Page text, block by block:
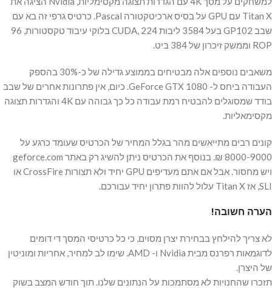
Titan X עם GPU על בסיס ארכיטקטורה Pascal. כרטיס גרפי זה בא עם
שבב GP102 בעל 3584 ליבות CUDA, 224 בלוקי עיבוד טקסטורות, 96
ROP וממשק זיכרון של 384 ביט.
משאבים נוספים אלה מבטיחים בממוצע גדילה של כ-30% בהספק
העבודה ביחס ל- GeForce GTX 1080. כיום, אין פתרונות אחרים של שבב
בודד שמסוגלים להבטיח רמת עבודה כל כך גבוהה עם 4K והגדרות תצוגה
מקסימאליות.
קונים רבים מתייאשים מהר בגלל המחיר של הכרטיס שעומד כרגע על
8000-9000 ₪. בנוסף את הכרטיס ניתן להשיג רק באתר geforce.com
ויש מחסור. אבל אם אתם מעדיפים GPU יחיד ולא תצורות CrossFire או
SLI, אז Titan X עלול להוות פתרון יחיד עבורכם.
הערה חשובה!
לא צריך להילחץ בבחירת יצרן מסוים, כי כל כרטיסי המסך די דומים
לדוגמאות רפרנס מבית Nvidia ו- AMD. שימו לב למחיר, אחריות ומוניטין
של היצרן.
תזכרו שהחנויות לא מסתמכות על הנתונים שלנו. תוך חודש המצב בשוק